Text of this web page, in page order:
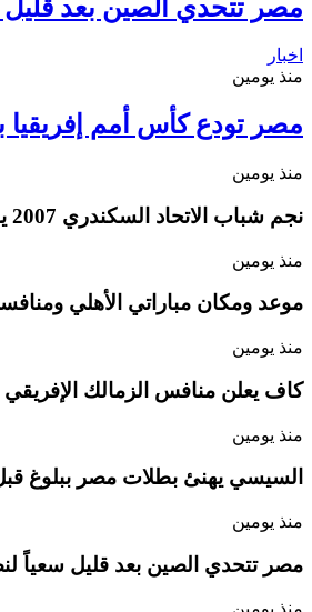
مصر تتحدي الصين بعد قليل
اخبار
منذ يومين
مصر تودع كأس أمم إفريقيا
منذ يومين
نجم شباب الاتحاد السكندري 2007 يمضي علي أولي خطوات الإحتراف
منذ يومين
موعد ومكان مباراتي الأهلي
منذ يومين
كاف يعلن منافس الزمالك الإفريقي
منذ يومين
السيسي يهنئ بطلات مصر ببلوغ
منذ يومين
مصر تتحدي الصين بعد قليل سعياً